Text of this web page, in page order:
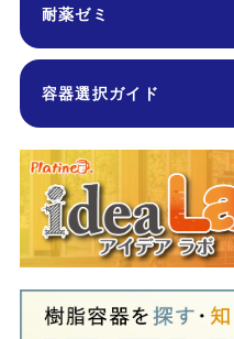
耐薬ゼミ
容器選択ガイド